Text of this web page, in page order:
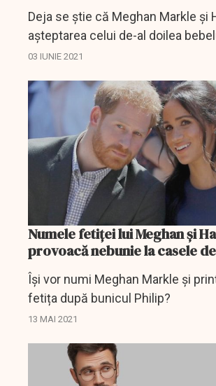
Deja se știe că Meghan Markle și
așteptarea celui de-al doilea
știe și că va fi o fetiță.
03 IUNIE 2021
Numele fetiței lui Meghan și
provoacă nebunie la casele
Își vor numi Meghan Markle și
fetița după bunicul Philip?
13 MAI 2021